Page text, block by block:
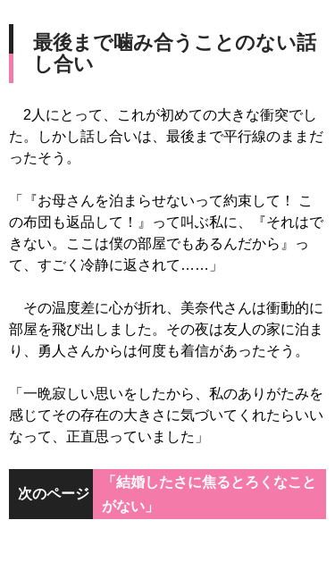
最後まで噛み合うことのない話
し合い
2人にとって、これが初めての大きな衝突でし
た。しかし話し合いは、最後まで平行線のままだ
ったそう。
「『お母さんを泊まらせないって約束して！ こ
の布団も返品して！』って叫ぶ私に、『それはで
きない。ここは僕の部屋でもあるんだから』っ
て、すごく冷静に返されて……」
その温度差に心が折れ、美奈代さんは衝動的に
部屋を飛び出しました。その夜は友人の家に泊ま
り、勇人さんからは何度も着信があったそう。
「一晩寂しい思いをしたから、私のありがたみを
感じてその存在の大きさに気づいてくれたらいい
なって、正直思っていました」
次のページ
「結婚したさに焦るとろくなこと
がない」